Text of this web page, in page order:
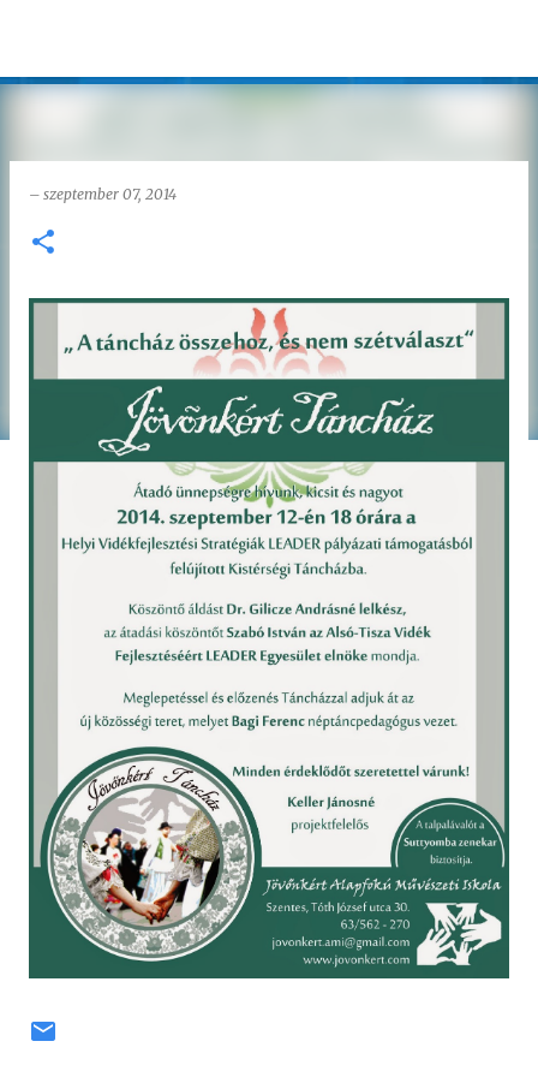
– szeptember 07, 2014